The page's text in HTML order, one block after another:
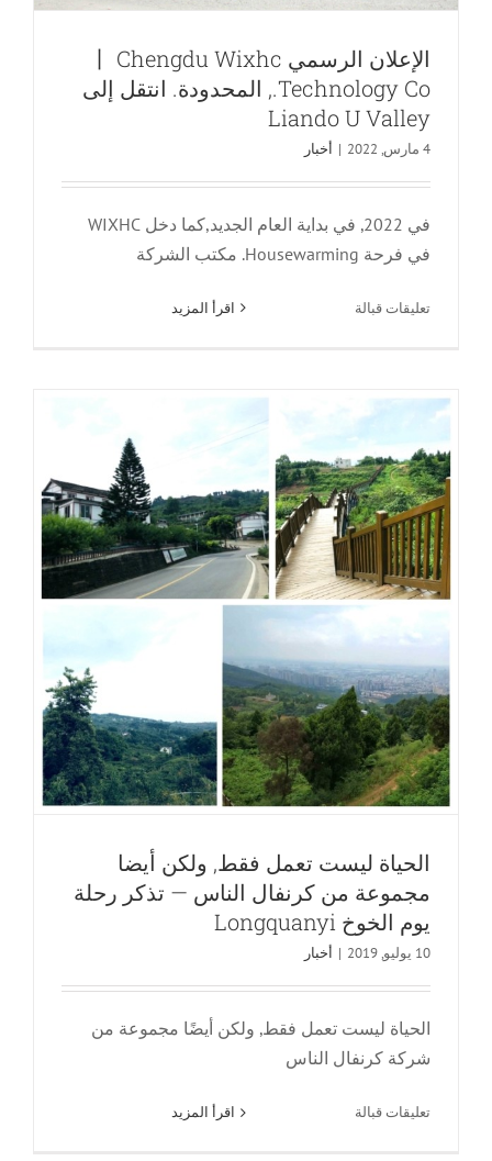
الإعلان الرسمي 丨 Chengdu Wixhc
Technology Co., المحدودة. انتقل إلى
Liando U Valley
4 مارس, 2022 | أخبار
في 2022, في بداية العام الجديد,كما دخل WIXHC
في فرحة Housewarming. مكتب الشركة
اقرأ المزيد تعليقات قبالة
Co.,
المحدودة.
انتقل
إلى
Liando
U
Valley
الحياة ليست تعمل فقط, ولكن أيضا مجموعة
من كرنفال الناس — تذكر رحلة يوم الخوخ
Longquanyi
أخبار
الحياة ليست تعمل فقط, ولكن أيضا
مجموعة من كرنفال الناس — تذكر رحلة
يوم الخوخ Longquanyi
10 يوليو, 2019 | أخبار
الحياة ليست تعمل فقط, ولكن أيضًا مجموعة من
شركة كرنفال الناس
اقرأ المزيد تعليقات قبالة